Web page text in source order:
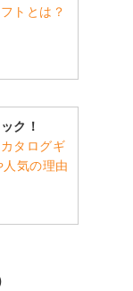
トとは？
ク！
タログギ
気の理由